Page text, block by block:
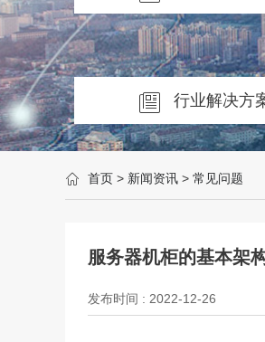
行业解决方
首页 > 新闻资讯 > 常见问题
服务器机柜的基本架
发布时间 : 2022-12-26